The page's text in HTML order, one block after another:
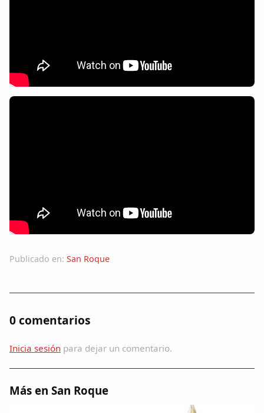
Publicado en: San Roque
0 comentarios
Inicia sesión para dejar un comentario.
Más en San Roque